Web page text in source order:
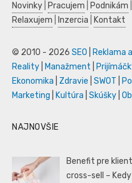
Novinky Pracujem Podnikám
Relaxujem
Inzercia Kontakt
© 2010 - 2026 SEO Reklama
Reality
Manažment
Ekonomika
Zdravie SWOT
Marketing
Kultúra Skúšky
NAJNOVŠIE
Benefit pre
cross-sell –